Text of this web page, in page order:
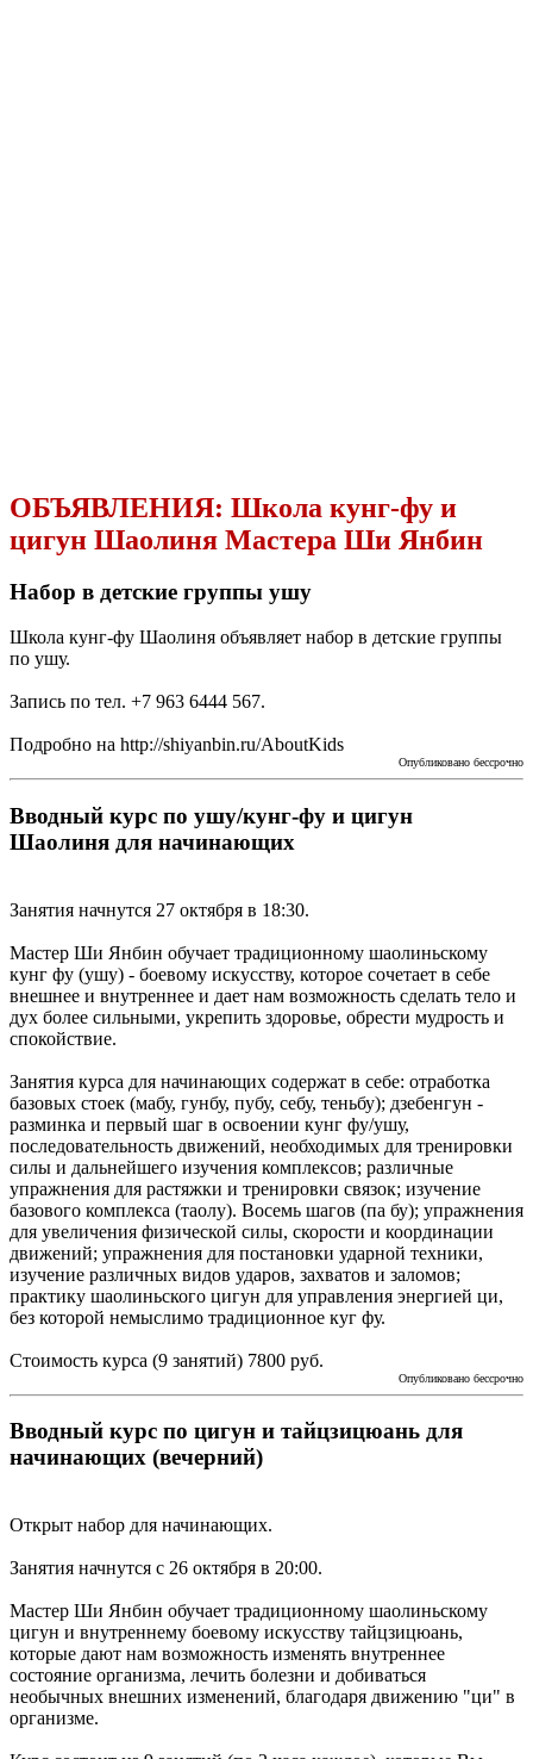
ОБЪЯВЛЕНИЯ: Школа кунг-фу и
цигун Шаолиня Мастера Ши Янбин
Набор в детские группы ушу
Школа кунг-фу Шаолиня объявляет набор в детские группы
по ушу.
Запись по тел. +7 963 6444 567.
Подробно на http://shiyanbin.ru/AboutKids
Опубликовано бессрочно
Вводный курс по ушу/кунг-фу и цигун
Шаолиня для начинающих
Занятия начнутся 27 октября в 18:30.
Мастер Ши Янбин обучает традиционному шаолиньскому
кунг фу (ушу) - боевому искусству, которое сочетает в себе
внешнее и внутреннее и дает нам возможность сделать тело и
дух более сильными, укрепить здоровье, обрести мудрость и
спокойствие.
Занятия курса для начинающих содержат в себе: отработка
базовых стоек (мабу, гунбу, пубу, себу, теньбу); дзебенгун -
разминка и первый шаг в освоении кунг фу/ушу,
последовательность движений, необходимых для тренировки
силы и дальнейшего изучения комплексов; различные
упражнения для растяжки и тренировки связок; изучение
базового комплекса (таолу). Восемь шагов (па бу); упражнения
для увеличения физической силы, скорости и координации
движений; упражнения для постановки ударной техники,
изучение различных видов ударов, захватов и заломов;
практику шаолиньского цигун для управления энергией ци,
без которой немыслимо традиционное куг фу.
Стоимость курса (9 занятий) 7800 руб.
Опубликовано бессрочно
Вводный курс по цигун и тайцзицюань для
начинающих (вечерний)
Открыт набор для начинающих.
Занятия начнутся с 26 октября в 20:00.
Мастер Ши Янбин обучает традиционному шаолиньскому
цигун и внутреннему боевому искусству тайцзицюань,
которые дают нам возможность изменять внутреннее
состояние организма, лечить болезни и добиваться
необычных внешних изменений, благодаря движению "ци" в
организме.